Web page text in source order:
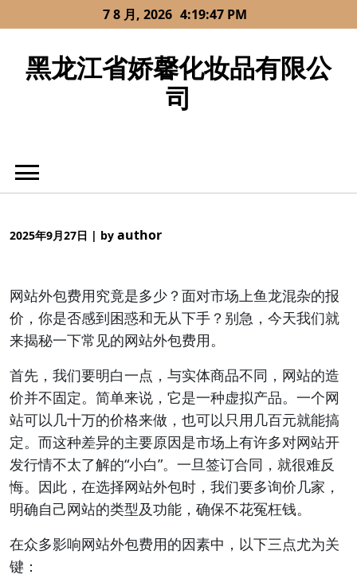
to
7 8 月, 2026 4:19:47 PM
黑龙江省娇馨化妆品有限公
司
2025年9月27日 | by author
网站外包费用究竟是多少？面对市场上鱼龙混杂的报
价，你是否感到困惑和无从下手？别急，今天我们就
来揭秘一下常见的网站外包费用。
首先，我们要明白一点，与实体商品不同，网站的造
价并不固定。简单来说，它是一种虚拟产品。一个网
站可以几十万的价格来做，也可以只用几百元就能搞
定。而这种差异的主要原因是市场上有许多对网站开
发行情不太了解的“小白”。一旦签订合同，就很难反
悔。因此，在选择网站外包时，我们要多询价几家，
明确自己网站的类型及功能，确保不花冤枉钱。
在众多影响网站外包费用的因素中，以下三点尤为关
键：